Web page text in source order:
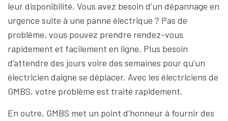
leur disponibilité. Vous avez besoin d’un dépannage en
urgence suite à une panne électrique ? Pas de
problème, vous pouvez prendre rendez-vous
rapidement et facilement en ligne. Plus besoin
d’attendre des jours voire des semaines pour qu’un
électricien daigne se déplacer. Avec les électriciens de
GMBS, votre problème est traité rapidement.
En outre, GMBS met un point d’honneur à fournir des